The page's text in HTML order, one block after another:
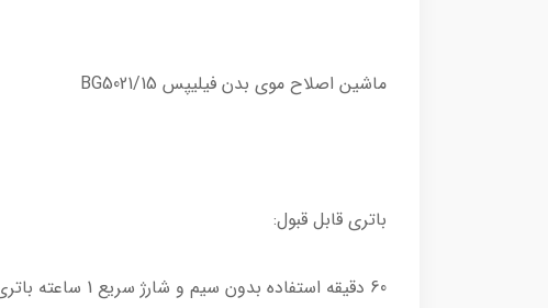
ماشین اصلاح موی بدن فیلیپس BG5021/15
باتری قابل قبول: